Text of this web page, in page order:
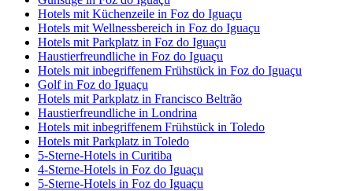
Hotels mit Küchenzeile in Foz do Iguaçu
Hotels mit Wellnessbereich in Foz do Iguaçu
Hotels mit Parkplatz in Foz do Iguaçu
Haustierfreundliche in Foz do Iguaçu
Hotels mit inbegriffenem Frühstück in Foz do Iguaçu
Golf in Foz do Iguaçu
Hotels mit Parkplatz in Francisco Beltrão
Haustierfreundliche in Londrina
Hotels mit inbegriffenem Frühstück in Toledo
Hotels mit Parkplatz in Toledo
5-Sterne-Hotels in Curitiba
4-Sterne-Hotels in Foz do Iguaçu
5-Sterne-Hotels in Foz do Iguaçu